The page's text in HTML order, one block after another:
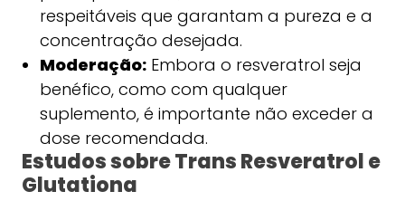
respeitáveis que garantam a pureza e a
concentração desejada.
Moderação:Embora o resveratrol seja
benéfico, como com qualquer
suplemento, é importante não exceder a
dose recomendada.
Estudos sobre Trans Resveratrol e
Glutationa